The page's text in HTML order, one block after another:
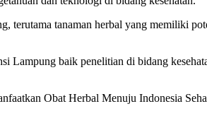
terutama tanaman herbal yang memiliki
Lampung baik penelitian di bidang
Obat Herbal Menuju Indonesia